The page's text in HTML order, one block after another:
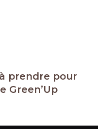
prendre pour
Green’Up